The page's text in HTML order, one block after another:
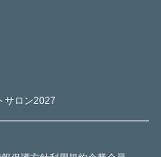
サロン2027